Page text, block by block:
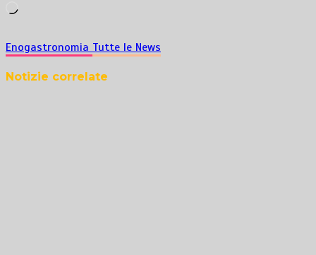
Caricamento
Enogastronomia Tutte le News
Notizie correlate